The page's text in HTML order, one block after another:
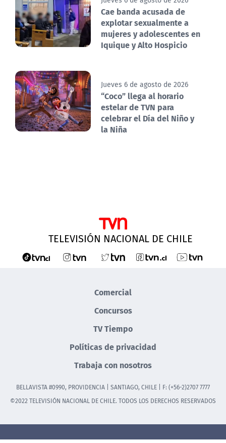
Cae banda acusada de
explotar sexualmente a
mujeres y adolescentes en
Iquique y Alto Hospicio
Jueves 6 de agosto de 2026
“Coco” llega al horario
estelar de TVN para
celebrar el Día del Niño y
la Niña
TELEVISIÓN NACIONAL DE CHILE
Comercial
Concursos
TV Tiempo
Políticas de privacidad
Trabaja con nosotros
BELLAVISTA #0990, PROVIDENCIA | SANTIAGO, CHILE | F: (+56-2)2707 7777
©2022 TELEVISIÓN NACIONAL DE CHILE. TODOS LOS DERECHOS RESERVADOS